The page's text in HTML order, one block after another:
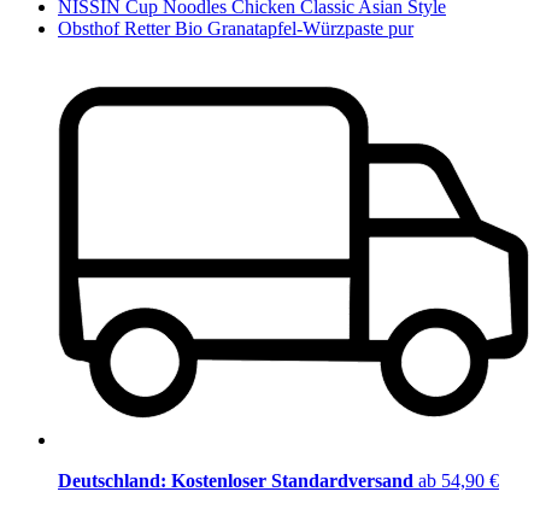
NISSIN Cup Noodles Chicken Classic Asian Style
Obsthof Retter Bio Granatapfel-Würzpaste pur
Deutschland: Kostenloser Standardversand ab 54,90 €